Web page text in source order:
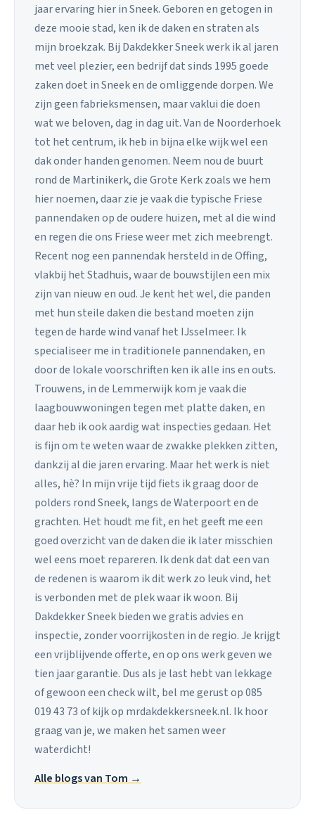
jaar ervaring hier in Sneek. Geboren en getogen in
deze mooie stad, ken ik de daken en straten als
mijn broekzak. Bij Dakdekker Sneek werk ik al jaren
met veel plezier, een bedrijf dat sinds 1995 goede
zaken doet in Sneek en de omliggende dorpen. We
zijn geen fabrieksmensen, maar vaklui die doen
wat we beloven, dag in dag uit. Van de Noorderhoek
tot het centrum, ik heb in bijna elke wijk wel een
dak onder handen genomen. Neem nou de buurt
rond de Martinikerk, die Grote Kerk zoals we hem
hier noemen, daar zie je vaak die typische Friese
pannendaken op de oudere huizen, met al die wind
en regen die ons Friese weer met zich meebrengt.
Recent nog een pannendak hersteld in de Offing,
vlakbij het Stadhuis, waar de bouwstijlen een mix
zijn van nieuw en oud. Je kent het wel, die panden
met hun steile daken die bestand moeten zijn
tegen de harde wind vanaf het IJsselmeer. Ik
specialiseer me in traditionele pannendaken, en
door de lokale voorschriften ken ik alle ins en outs.
Trouwens, in de Lemmerwijk kom je vaak die
laagbouwwoningen tegen met platte daken, en
daar heb ik ook aardig wat inspecties gedaan. Het
is fijn om te weten waar de zwakke plekken zitten,
dankzij al die jaren ervaring. Maar het werk is niet
alles, hè? In mijn vrije tijd fiets ik graag door de
polders rond Sneek, langs de Waterpoort en de
grachten. Het houdt me fit, en het geeft me een
goed overzicht van de daken die ik later misschien
wel eens moet repareren. Ik denk dat dat een van
de redenen is waarom ik dit werk zo leuk vind, het
is verbonden met de plek waar ik woon. Bij
Dakdekker Sneek bieden we gratis advies en
inspectie, zonder voorrijkosten in de regio. Je krijgt
een vrijblijvende offerte, en op ons werk geven we
tien jaar garantie. Dus als je last hebt van lekkage
of gewoon een check wilt, bel me gerust op 085
019 43 73 of kijk op mrdakdekkersneek.nl. Ik hoor
graag van je, we maken het samen weer
waterdicht!
Alle blogs van Tom →